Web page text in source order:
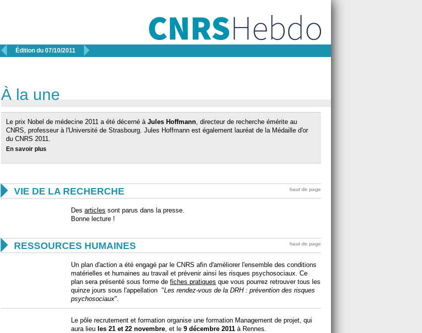
 Édition du 07/10/2011 
À la une
Le prix Nobel de médecine 2011 a été décerné à Jules Hoffmann, directeur de recherche émérite au
CNRS, professeur à l'Université de Strasbourg. Jules Hoffmann est également lauréat de la Médaille d'or
du CNRS 2011.
En savoir plus
 VIE DE LA RECHERCHE haut de page
Des articles sont parus dans la presse.
Bonne lecture !
 RESSOURCES HUMAINES haut de page
Un plan d'action a été engagé par le CNRS afin d'améliorer l'ensemble des conditions
matérielles et humaines au travail et prévenir ainsi les risques psychosociaux. Ce
plan sera présenté sous forme de fiches pratiques que vous pourrez retrouver tous les
quinze jours sous l'appellation "Les rendez-vous de la DRH : prévention des risques
psychosociaux".
Le pôle recrutement et formation organise une formation Management de projet, qui
aura lieu les 21 et 22 novembre, et le 9 décembre 2011 à Rennes.